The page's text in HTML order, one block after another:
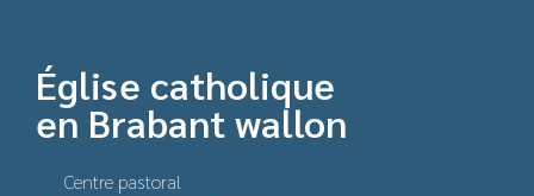
Église catholique
en Brabant wallon
Centre pastoral